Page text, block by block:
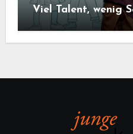
Viel Talent, wenig